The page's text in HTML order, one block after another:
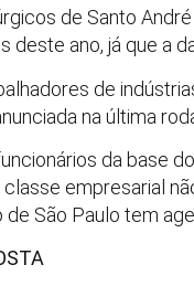
de Santo
deste ano, já que a
de
na última
da base
classe empresarial
de São Paulo tem